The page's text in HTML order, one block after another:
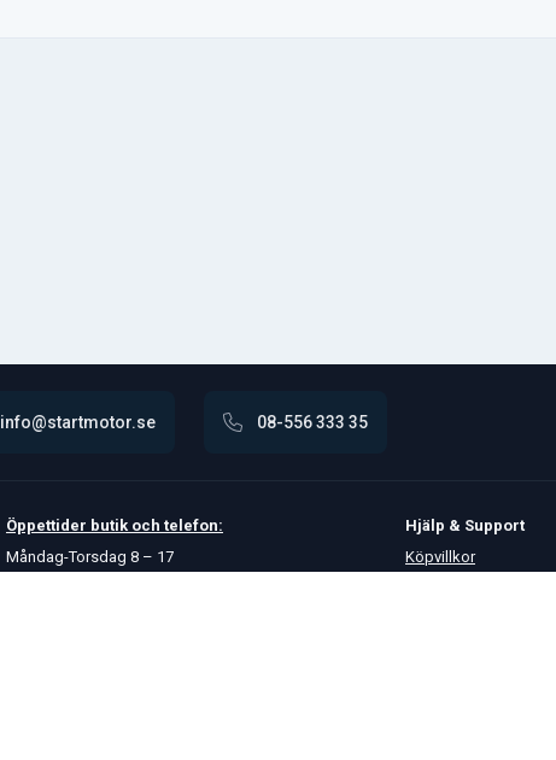
info@startmotor.se 08-556 333 35
Öppettider butik och telefon:
Måndag-Torsdag 8 – 17
Hjälp & Support
Köpvillkor